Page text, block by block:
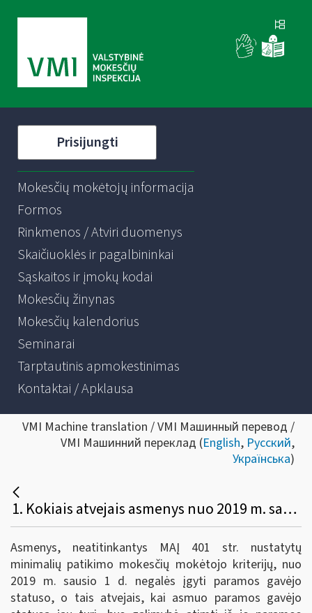
Prisijungti
Mokesčių mokėtojų informacija
Formos
Rinkmenos / Atviri duomenys
Skaičiuoklės ir pagalbininkai
Sąskaitos ir įmokų kodai
Mokesčių žinynas
Mokesčių kalendorius
Seminarai
Tarptautinis apmokestinimas
Kontaktai / Apklausa
VMI Machine translation / VMI Машинный перевод /
VMI Машинний переклад (English, Русский,
Українська)
1. Kokiais atvejais asmenys nuo 2019 m. sausio 1 d. negalės įgyti paramos gavėjo statuso arba iš turinčiųjų bus galimybė jį atimti?
Asmenys, neatitinkantys MAĮ 401 str. nustatytų
minimalių patikimo mokesčių mokėtojo kriterijų, nuo
2019 m. sausio 1 d. negalės įgyti paramos gavėjo
statuso, o tais atvejais, kai asmuo paramos gavėjo